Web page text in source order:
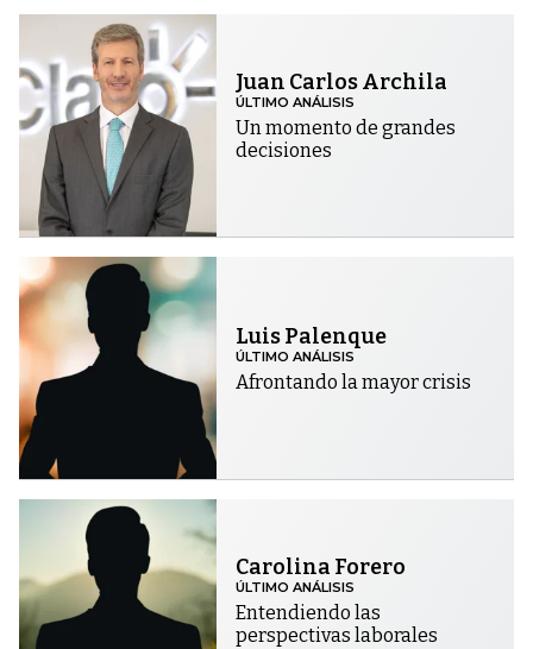
Juan Carlos Archila
ÚLTIMO ANÁLISIS
Un momento de grandes
decisiones
Luis Palenque
ÚLTIMO ANÁLISIS
Afrontando la mayor crisis
Carolina Forero
ÚLTIMO ANÁLISIS
Entendiendo las
perspectivas laborales